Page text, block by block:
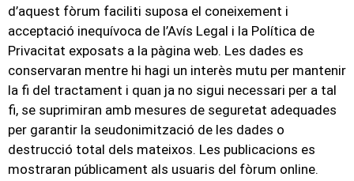
d’aquest fòrum faciliti suposa el coneixement i
acceptació inequívoca de l’Avís Legal i la Política de
Privacitat exposats a la pàgina web. Les dades es
conservaran mentre hi hagi un interès mutu per mantenir
la fi del tractament i quan ja no sigui necessari per a tal
fi, se suprimiran amb mesures de seguretat adequades
per garantir la seudonimització de les dades o
destrucció total dels mateixos. Les publicacions es
mostraran públicament als usuaris del fòrum online.